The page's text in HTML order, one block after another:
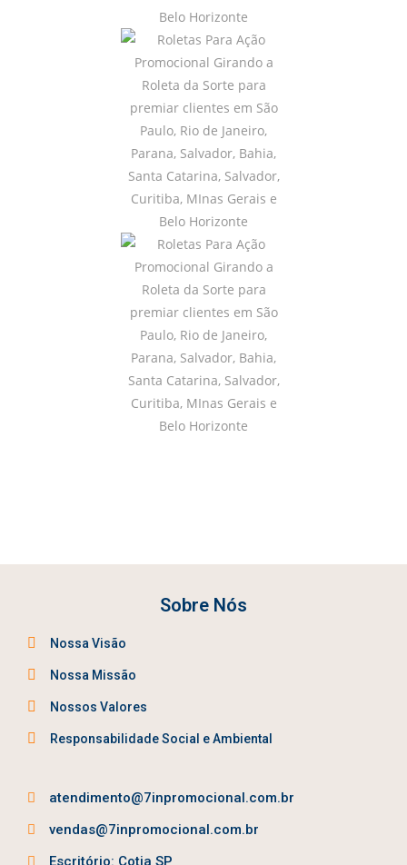
Sobre Nós
Nossa Visão
Nossa Missão
Nossos Valores
Responsabilidade Social e Ambiental
atendimento@7inpromocional.com.br
vendas@7inpromocional.com.br
Escritório: Cotia SP